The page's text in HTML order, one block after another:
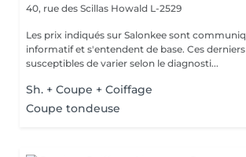
40, rue des Scillas Howald L-2529
Les prix indiqués sur Salonkee sont
informatif et s'entendent de base. Ces
susceptibles de varier selon le diagnosti...
Sh. + Coupe + Coiffage
Coupe tondeuse